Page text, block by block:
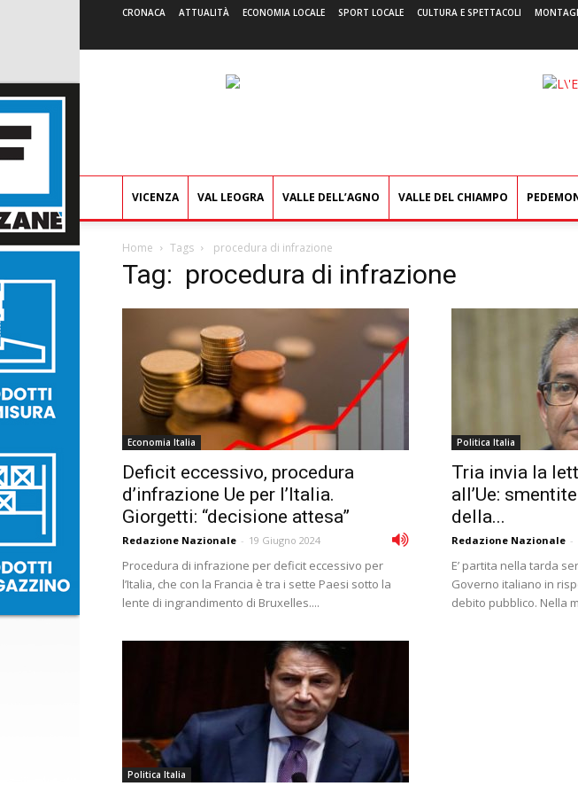
CRONACA ATTUALITÀ ECONOMIA LOCALE SPORT LOCALE CULTURA E SPETTACOLI
VICENZA VAL LEOGRA VALLE DELL’AGNO VALLE DEL CHIAMPO
Home Tags procedura di infrazione
Tag: procedura di infrazione
Economia Italia
Deficit eccessivo, procedura
d’infrazione Ue per l’Italia.
Giorgetti: “decisione attesa”
Redazione Nazionale - 19 Giugno 2024
Procedura di infrazione per deficit eccessivo per
l’Italia, che con la Francia è tra i sette Paesi sotto la
lente di ingrandimento di Bruxelles....
Politica Italia
Tria invia la
all’Ue:
della...
Redazione Nazionale -
E’ partita nella tarda
Governo italiano in
debito pubblico. Nella
Politica Italia